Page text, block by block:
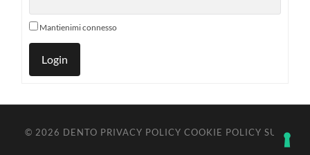
Mantienimi connesso
Login
© 2026 DENTO PRIVACY POLICY COOKIE POLICY SU ↑